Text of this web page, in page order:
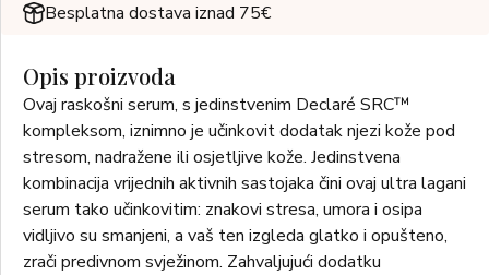
Besplatna dostava iznad 75€
Opis proizvoda
Ovaj raskošni serum, s jedinstvenim Declaré SRC™
kompleksom, iznimno je učinkovit dodatak njezi kože pod
stresom, nadražene ili osjetljive kože. Jedinstvena
kombinacija vrijednih aktivnih sastojaka čini ovaj ultra lagani
serum tako učinkovitim: znakovi stresa, umora i osipa
vidljivo su smanjeni, a vaš ten izgleda glatko i opušteno,
zrači predivnom svježinom. Zahvaljujući dodatku